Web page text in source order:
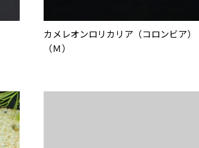
カメレオンロリカリア（コロンビア）
（Ｍ）